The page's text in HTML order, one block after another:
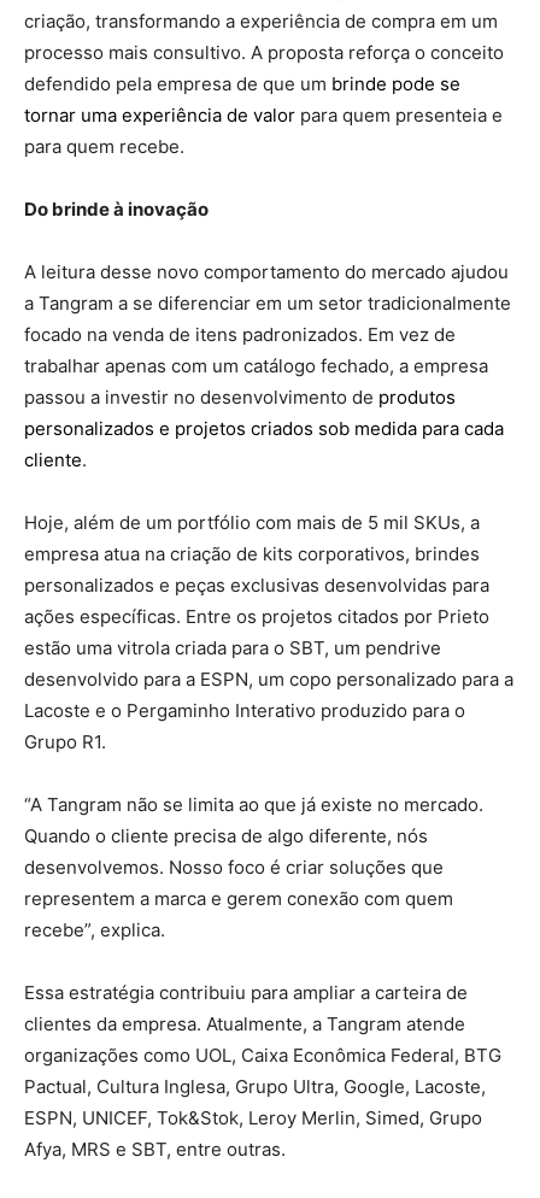
criação, transformando a experiência de compra em um
processo mais consultivo. A proposta reforça o conceito
defendido pela empresa de que um brinde pode se
tornar uma experiência de valor para quem presenteia e
para quem recebe.
Do brinde à inovação
A leitura desse novo comportamento do mercado ajudou
a Tangram a se diferenciar em um setor tradicionalmente
focado na venda de itens padronizados. Em vez de
trabalhar apenas com um catálogo fechado, a empresa
passou a investir no desenvolvimento de produtos
personalizados e projetos criados sob medida para cada
cliente.
Hoje, além de um portfólio com mais de 5 mil SKUs, a
empresa atua na criação de kits corporativos, brindes
personalizados e peças exclusivas desenvolvidas para
ações específicas. Entre os projetos citados por Prieto
estão uma vitrola criada para o SBT, um pendrive
desenvolvido para a ESPN, um copo personalizado para a
Lacoste e o Pergaminho Interativo produzido para o
Grupo R1.
“A Tangram não se limita ao que já existe no mercado.
Quando o cliente precisa de algo diferente, nós
desenvolvemos. Nosso foco é criar soluções que
representem a marca e gerem conexão com quem
recebe”, explica.
Essa estratégia contribuiu para ampliar a carteira de
clientes da empresa. Atualmente, a Tangram atende
organizações como UOL, Caixa Econômica Federal, BTG
Pactual, Cultura Inglesa, Grupo Ultra, Google, Lacoste,
ESPN, UNICEF, Tok&Stok, Leroy Merlin, Simed, Grupo
Afya, MRS e SBT, entre outras.